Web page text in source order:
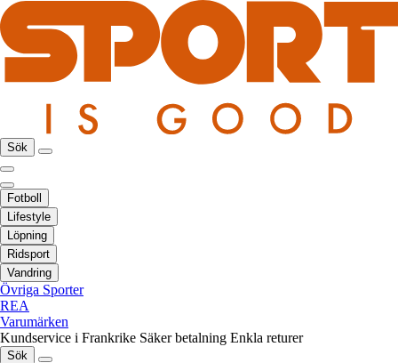
Sök
Fotboll
Lifestyle
Löpning
Ridsport
Vandring
Övriga Sporter
REA
Varumärken
Kundservice i Frankrike Säker betalning Enkla returer
Sök